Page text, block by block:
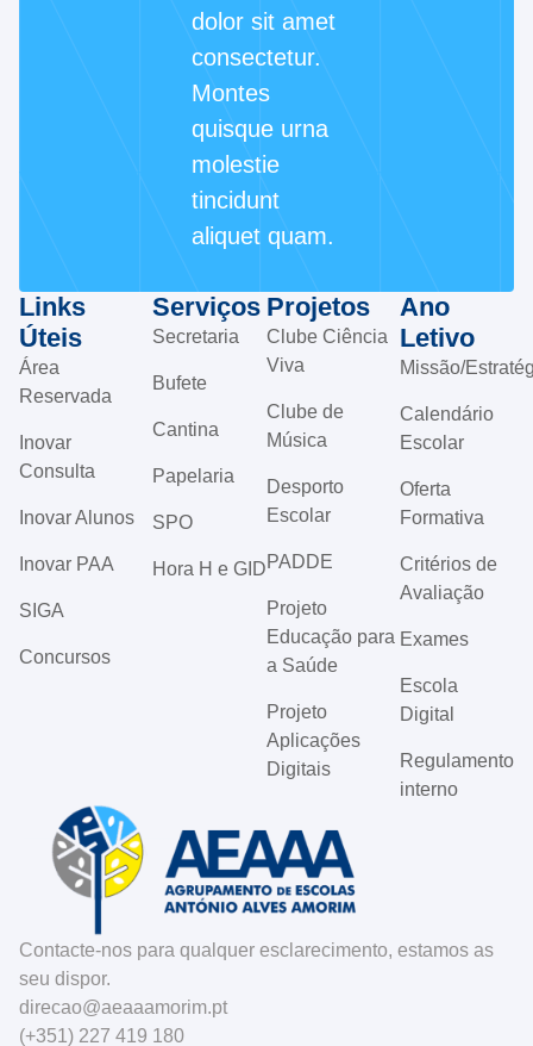
dolor sit amet
consectetur.
Montes
quisque urna
molestie
tincidunt
aliquet quam.
Links
Úteis
Área
Reservada
Inovar
Consulta
Inovar Alunos
Inovar PAA
SIGA
Concursos
Serviços
Secretaria
Bufete
Cantina
Papelaria
SPO
Hora H e GID
Projetos
Clube Ciência
Viva
Clube de
Música
Desporto
Escolar
PADDE
Projeto
Educação para
a Saúde
Projeto
Aplicações
Digitais
Ano
Letivo
Missão/
Calendário
Escolar
Oferta
Formativa
Critérios de
Avaliação
Exames
Escola
Digital
Regulamento
interno
Contacte-nos para qualquer esclarecimento, estamos as
seu dispor.
direcao@aeaaamorim.pt
(+351) 227 419 180